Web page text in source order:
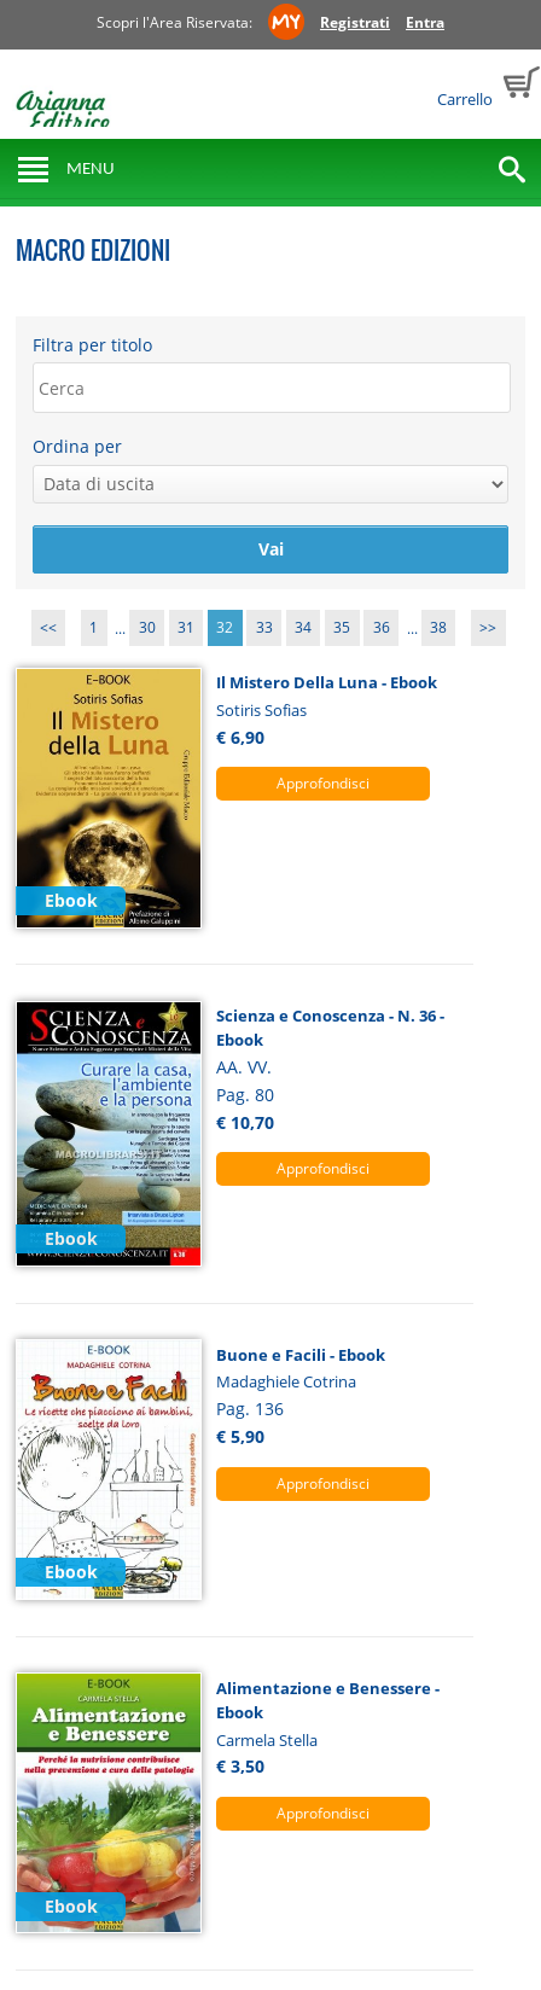
Scopri l'Area Riservata: Registrati Entra
Carrello
MENU
MACRO EDIZIONI
Filtra per titolo
Ordina per
<< 1 ... 30 31 32 33 34 35 36 ... 38 >>
Ebook
Il Mistero Della Luna - Ebook
Sotiris Sofias
€ 6,90
Approfondisci
Ebook
Scienza e Conoscenza - N. 36 -
Ebook
AA. VV.
Pag. 80
€ 10,70
Approfondisci
Ebook
Buone e Facili - Ebook
Madaghiele Cotrina
Pag. 136
€ 5,90
Approfondisci
Ebook
Alimentazione e Benessere -
Ebook
Carmela Stella
€ 3,50
Approfondisci